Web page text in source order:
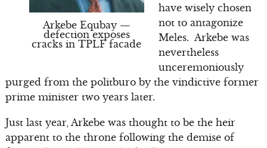
Arkebe Equbay —
defection exposes
cracks in TPLF facade
have wisely chosen
not to antagonize
Meles. Arkebe was
nevertheless
unceremoniously
purged from the politburo by the vindictive former
prime minister two years later.
Just last year, Arkebe was thought to be the heir
apparent to the throne following the demise of